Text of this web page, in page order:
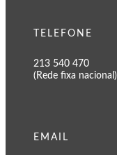
TELEFONE
213 540 470
(Rede fixa nacional)
EMAIL